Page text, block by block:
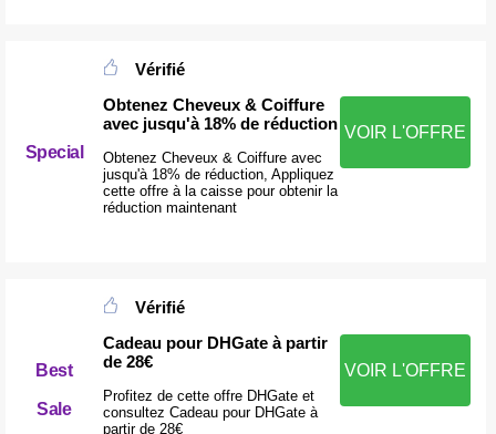
Special
Vérifié
Obtenez Cheveux & Coiffure
avec jusqu'à 18% de réduction
Obtenez Cheveux & Coiffure avec
jusqu'à 18% de réduction, Appliquez
cette offre à la caisse pour obtenir la
réduction maintenant
VOIR L'OFFRE
Best
Sale
Vérifié
Cadeau pour DHGate à partir
de 28€
Profitez de cette offre DHGate et
consultez Cadeau pour DHGate à
partir de 28€
VOIR L'OFFRE